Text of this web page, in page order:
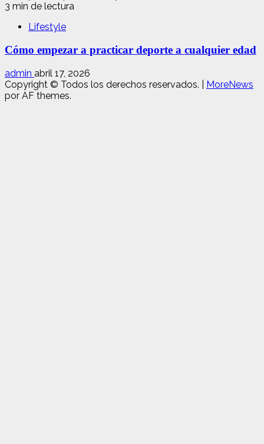
3 min de lectura
Lifestyle
Cómo empezar a practicar deporte a cualquier edad
admin abril 17, 2026
Copyright © Todos los derechos reservados.
MoreNews
por AF themes.